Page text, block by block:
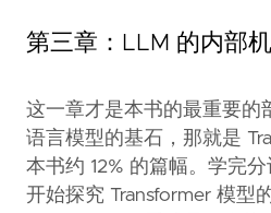
第三章：LLM 的内部机
这一章才是本书的最重要的
语言模型的基石，那就是
本书约 12% 的篇幅。学完
开始探究 Transformer 模型